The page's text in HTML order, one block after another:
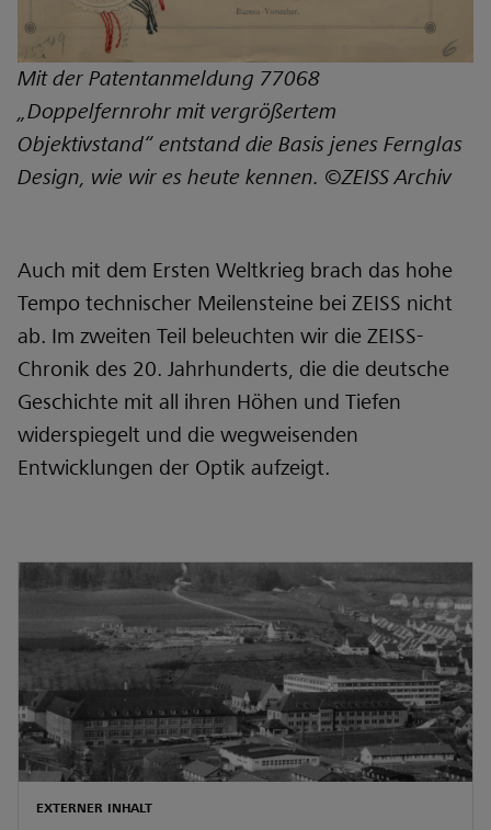
Mit der Patentanmeldung 77068
„Doppelfernrohr mit vergrößertem
Objektivstand“ entstand die Basis jenes Fernglas
Design, wie wir es heute kennen. ©ZEISS Archiv
Auch mit dem Ersten Weltkrieg brach das hohe
Tempo technischer Meilensteine bei ZEISS nicht
ab. Im zweiten Teil beleuchten wir die ZEISS-
Chronik des 20. Jahrhunderts, die die deutsche
Geschichte mit all ihren Höhen und Tiefen
widerspiegelt und die wegweisenden
Entwicklungen der Optik aufzeigt.
EXTERNER INHALT